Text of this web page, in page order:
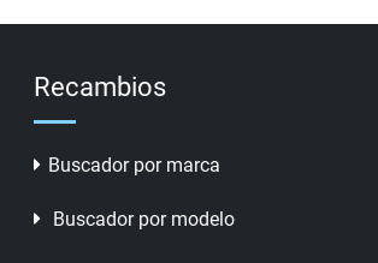
Recambios
Buscador por marca
Buscador por modelo